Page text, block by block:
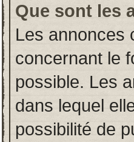
Que sont les
Les annonces
concernant le
possible. Les
dans lequel
possibilité de